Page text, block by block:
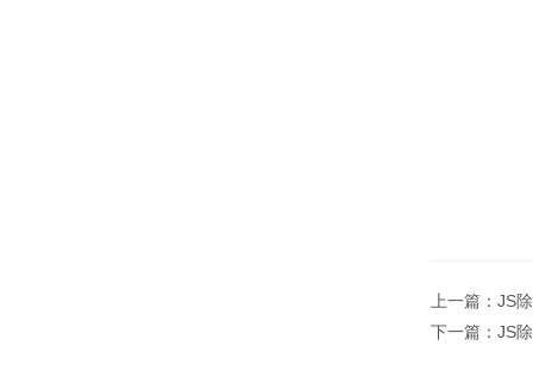
上一篇： JS
下一篇： JS